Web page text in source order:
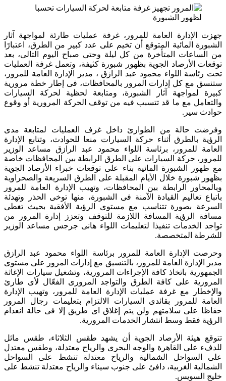
جهزت الإدارة العامة للمرور، غرفة عمليات طارئة لمواجهة آثار
الشبورة المائية المتوقع أن تخيم على عدد كبير من الطرق، اعتبارًا
من الساعات المتأخرة من كل ليلة وحتى صباح اليوم التالى، بعد
توقعات الأرصاد الجوية بظهور شبورة كثيفة، وتعمل غرفة العمليات
تحت رئاسة اللواء محمود عبد الرازق ، مدير الإدارة العامة للمرور،
ستنسق مع كل إدارات المرور بالمحافظات، فى إطار خطة مرورية
كبيرة لمواجهة آثار الشبورة، ومتابعة لحظية لحركة السيارات
والتعامل مع ما قد تتسبب فيه من توقف الحركة المرورية أو وقوع
حوادث سير.
وفرضت حالة من الطوارئ داخل غرف العمليات لمتابعة مدى
الرؤية بالطرق أثناء حركة السيارات منعا للحوادث، وتتابع الإدارة
العامة للمرور، برئاسة اللواء محمود عبد الرازق مساعد الوزير
للمرور، حركة السيارات على الطرق الرابطة بين المحافظات خاصة
مع ظهور الشبورة المائية بناء على توقعات خبراء الأرصاد الجوية
بظهور شبورة خلال الأيام المقبلة على الطرق السريعة والصحراوية
وبالمحاور الرابطة بين المحافظات، وتهيب الإدارة العامة للمرور
باتباع تعاليم القيادة الآمنة فى الشبورة، منها توخى الحذر وتهدئة
السرعة بصورة تتناسب مع مستوى الرؤية الأفقية بحيث تغطى
مسافة الرؤية المسافة اللازمة للتوقف وتعزز إدارة المرور من
تواجد الخدمات تنفيذا لتعليمات اللواء هانى جرجس مساعد الوزير
للشرطة المتخصصة.
وحرصت الإدارة العامة للمرور برئاسة اللواء محمود عبد الرازق
مدير الإدارة العامة للمرور، بالتنسيق مع إدارات المرور على مستوى
الجمهورية باتخاذ كافة الإجراءات المرورية، وتشغيل سيارات الإغاثة
المرورية على كافة الطرق والتواجد المرورى الفعّال لأى طارئ
والإخطار مع غرفة عمليات الإدارة العامة للمرور، وتهيب الإدارة
العامة للمرور بقائدى السيارات الالتزام بتعليمات رجال المرور
حفاظا على سلامتهم ولن يتم إغلاق اى طريق إلا فى حالة انعدام
الرؤية فقط وسط انتشار الخدمات المرورية.
تتوقع هيئة الأرصاد الجوية أن يشهد طقس الثلاثاء، طقس مائل
للدفء على القاهرة والوجه البحرى والرياح معتدلة، وطقس معتدل
على السواحل الشمالية والرياح معتدلة تنشط على السواحل
الشمالية الغربية، دافئ على جنوب سيناء والرياح معتدلة تنشط على
خليج السويس.